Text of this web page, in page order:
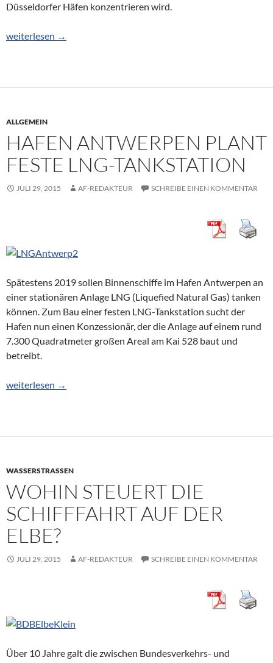
Düsseldorfer Häfen konzentrieren wird.
Dr. Christian Kuhn wird neuer RheinCargo-Geschäftsführer
weiterlesen →
ALLGEMEIN
HAFEN ANTWERPEN PLANT
FESTE LNG-TANKSTATION
JULI 29, 2015 AF-REDAKTEUR SCHREIBE EINEN KOMMENTAR
Spätestens 2019 sollen Binnenschiffe im Hafen Antwerpen an
einer stationären Anlage LNG (Liquefied Natural Gas) tanken
können. Zum Bau einer festen LNG-Tankstation sucht der
Hafen nun einen Konzessionär, der die Anlage auf einem rund
7.300 Quadratmeter großen Areal am Kai 528 baut und
betreibt.
Hafen Antwerpen plant feste LNG-Tankstation
weiterlesen →
WASSERSTRASSEN
WOHIN STEUERT DIE
SCHIFFFAHRT AUF DER
ELBE?
JULI 29, 2015 AF-REDAKTEUR SCHREIBE EINEN KOMMENTAR
Über 10 Jahre galt die zwischen Bundesverkehrs- und